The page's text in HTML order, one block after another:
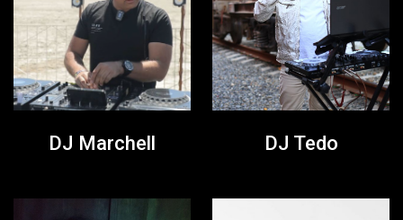
DJ Marchell DJ Tedo